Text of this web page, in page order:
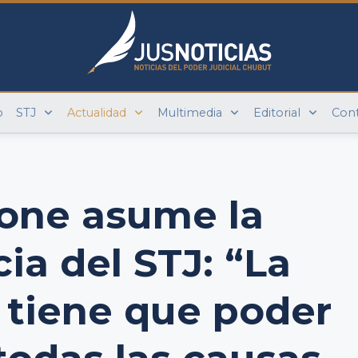
STJ Actualidad Multimedia Editorial
asume la
del STJ: “La
que poder